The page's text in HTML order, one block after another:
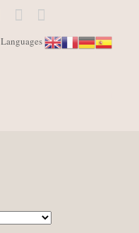
Languages